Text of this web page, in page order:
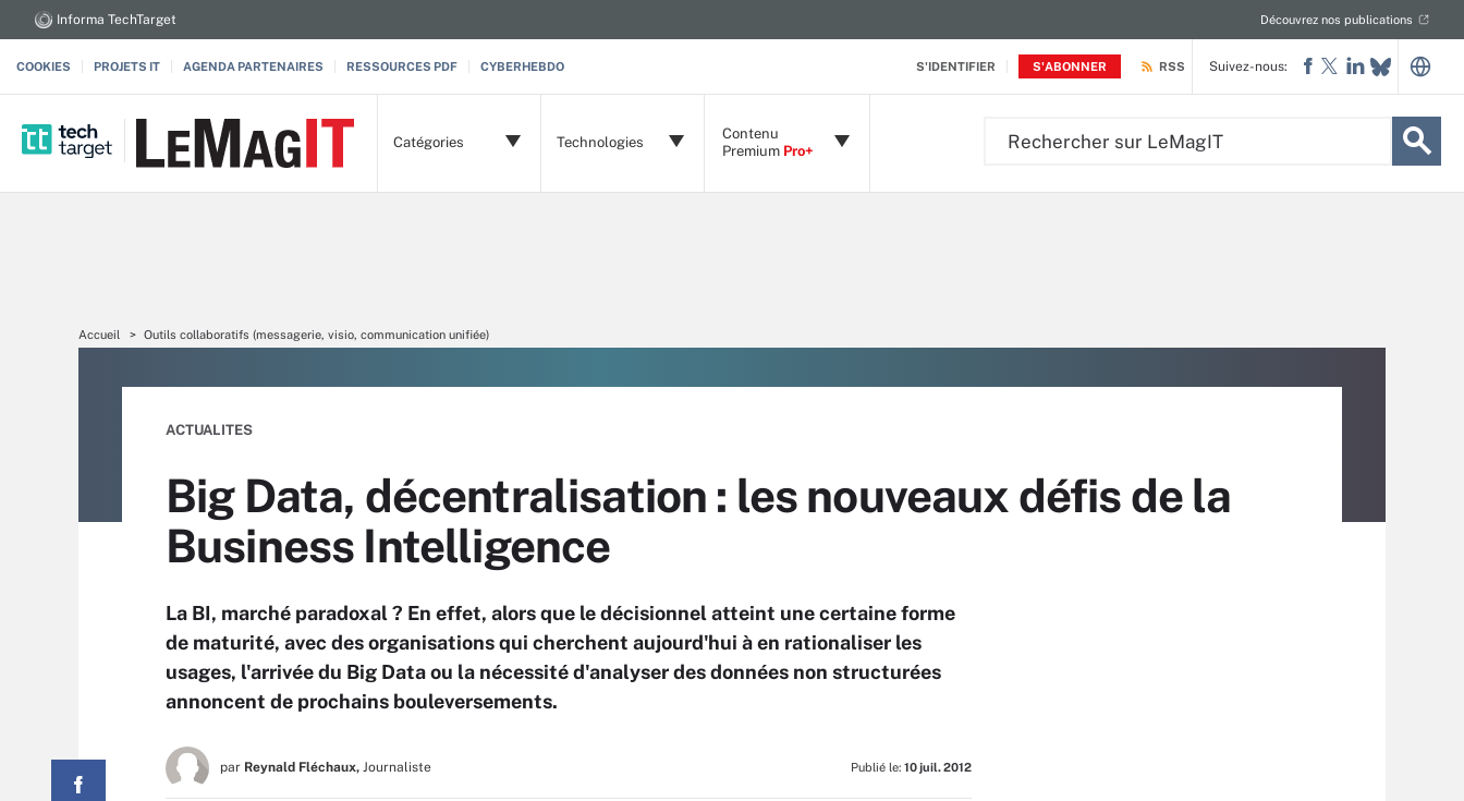
S'IDENTIFIER S'ABONNER
Informa TechTarget Découvrez nos publications
COOKIES PROJETS IT AGENDA PARTENAIRES RESSOURCES PDF CYBERHEBDO RSS
Catégories Technologies
Contenu
Premium Pro+
Suivez-nous:
Accueil Outils collaboratifs (messagerie, visio, communication unifiée)
ACTUALITES
Big Data, décentralisation : les nouveaux défis de la
Business Intelligence
La BI, marché paradoxal ? En effet, alors que le décisionnel atteint une certaine forme
de maturité, avec des organisations qui cherchent aujourd'hui à en rationaliser les
usages, l'arrivée du Big Data ou la nécessité d'analyser des données non structurées
annoncent de prochains bouleversements.
par Reynald Fléchaux, Journaliste Publié le: 10 juil. 2012